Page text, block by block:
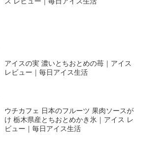
アイスの実 濃いとちおとめの苺｜アイス
レビュー｜毎日アイス生活
ウチカフェ 日本のフルーツ 果肉ソースが
け 栃木県産とちおとめかき氷｜アイス レ
ビュー｜毎日アイス生活